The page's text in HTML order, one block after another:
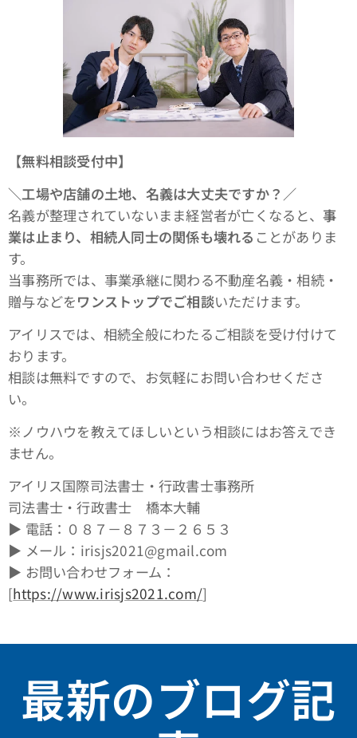
【無料相談受付中】
＼工場や店舗の土地、名義は大丈夫ですか？／
名義が整理されていないまま経営者が亡くなると、 事
業は止まり、相続人同士の関係も壊れる ことがありま
す。
当事務所では、事業承継に関わる不動産名義・相続・
贈与などをワンストップでご相談いただけます。
アイリスでは、相続全般にわたるご相談を受け付けて
おります。
相談は無料ですので、お気軽にお問い合わせくださ
い。
※ノウハウを教えてほしいという相談にはお答えでき
ません。
アイリス国際司法書士・行政書士事務所
司法書士・行政書士 橋本大輔
▶ 電話：０８７－８７３－２６５３
▶ メール：irisjs2021@gmail.com
▶ お問い合わせフォーム：
[https://www.irisjs2021.com/]
最新のブログ記